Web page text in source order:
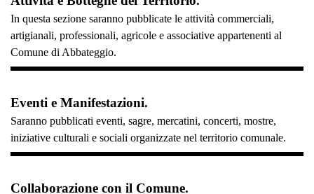
In questa sezione saranno pubblicate le attività commerciali,
artigianali, professionali, agricole e associative appartenenti al
Comune di Abbateggio.
Eventi e Manifestazioni.
Saranno pubblicati eventi, sagre, mercatini, concerti, mostre,
iniziative culturali e sociali organizzate nel territorio comunale.
Collaborazione con il Comune.